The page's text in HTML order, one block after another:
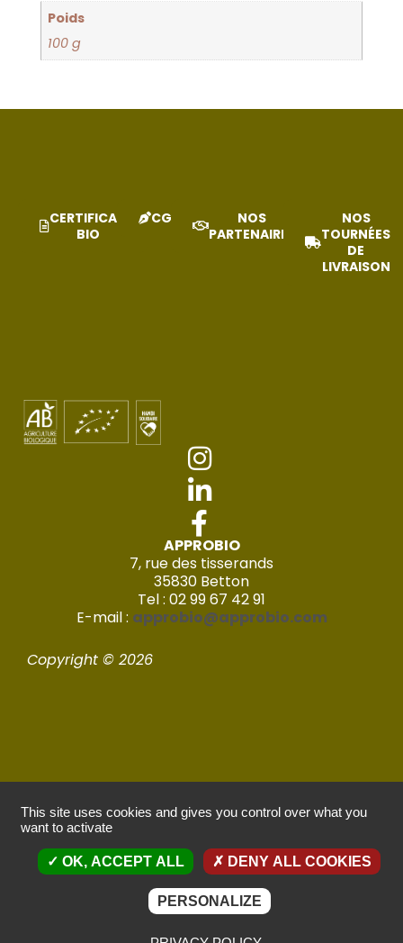
Poids
100 g
CERTIFICAT
BIO
CGV
NOS
PARTENAIRES
NOS
TOURNÉES
DE
LIVRAISON
APPROBIO
7, rue des tisserands
35830 Betton
Tel : 02 99 67 42 91
E-mail : approbio@approbio.com
Copyright © 2026
Mentions légales
Politique de confidentialité
Réalisé par Imagic – 2022
This site uses cookies and gives you control over what you
want to activate
OK, ACCEPT ALL DENY ALL COOKIES
PERSONALIZE